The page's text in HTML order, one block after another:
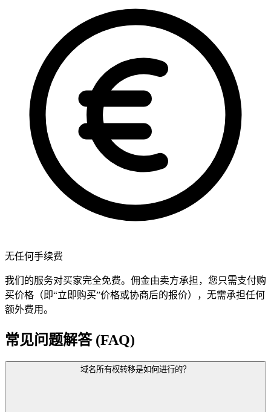
无任何手续费
我们的服务对买家完全免费。佣金由卖方承担，您只需支付购
买价格（即“立即购买”价格或协商后的报价），无需承担任何
额外费用。
常见问题解答 (FAQ)
域名所有权转移是如何进行的？